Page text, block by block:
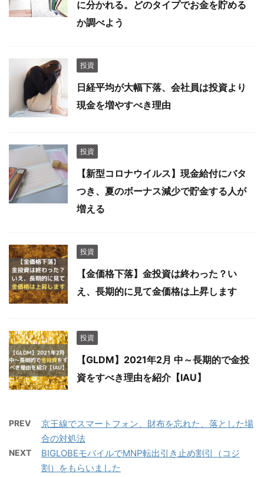
に分かれる。どのタイプでお金を貯める
か調べよう
投資
日経平均が大幅下落、会社員は投資より
現金を増やすべき理由
投資
【新型コロナウイルス】現金給付にバタ
つき、夏のボーナス減少で貯金する人が
増える
投資
【金価格下落】金投資は終わった？い
え、長期的に見て金価格は上昇します
投資
【GLDM】2021年2月 中～長期的で金投
資をすべき理由を紹介【IAU】
PREV
京王線でスマートフォン、財布を忘れた、落とした場
合の対処法
NEXT
BIGLOBEモバイルでMNP転出引き止め割引（コジ
割）をもらいました